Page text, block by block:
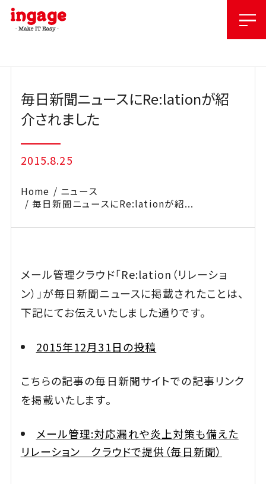
Skip
content
毎日新聞ニュースにRe:lationが紹
介されました
2015.8.25
Home
ニュース
毎日新聞ニュースにRe:lationが紹...
メール管理クラウド「Re:lation（リレーショ
ン）」が毎日新聞ニュースに掲載されたことは、
下記にてお伝えいたしました通りです。
2015年12月31日の投稿
こちらの記事の毎日新聞サイトでの記事リンク
を掲載いたします。
メール管理:対応漏れや炎上対策も備えた
リレーション クラウドで提供（毎日新聞）